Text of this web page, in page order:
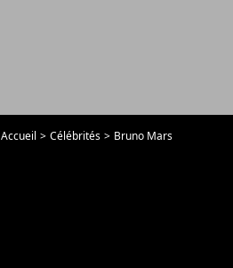
Accueil Célébrités Bruno Mars